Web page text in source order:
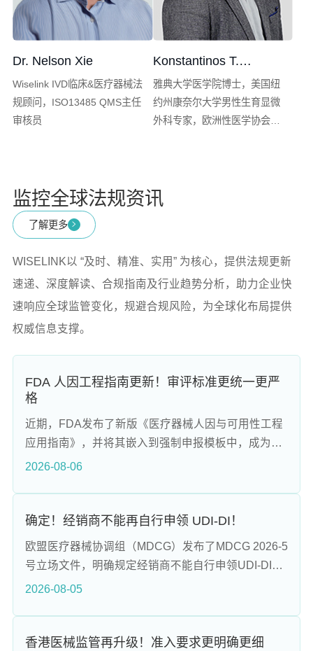
Dr. Nelson Xie
Wiselink IVD临床&医疗器械法
规顾问，ISO13485 QMS主任
审核员
Konstantinos T.
雅典大学医学院博士，美国纽
约州康奈尔大学男性生育显微
外科专家，欧洲性医学协会成
监控全球法规资讯
了解更多
WISELINK以 “及时、精准、实用” 为核心，提供法规更新
速递、深度解读、合规指南及行业趋势分析，助力企业快
速响应全球监管变化，规避合规风险，为全球化布局提供
权威信息支撑。
FDA 人因工程指南更新！审评标准更统一更严
格
近期，FDA发布了新版《医疗器械人因与可用性工程
应用指南》，并将其嵌入到强制申报模板中，成为合
规硬标准。该指南首次发布于2016年，并在2026年8
测试到上市后变更的全生命周期。FDA的监管逻辑认
2026-08-06
确定！经销商不能再自行申领 UDI-DI！
欧盟医疗器械协调组（MDCG）发布了MDCG 2026-5
号立场文件，明确规定经销商不能自行申领UDI-DI，
划清了制造商与经销商在UDI体系中的责任边界。文
加施在产品或包装上。这一规定纠正了行业内长期存
2026-08-05
香港医械监管再升级！准入要求更明确更细